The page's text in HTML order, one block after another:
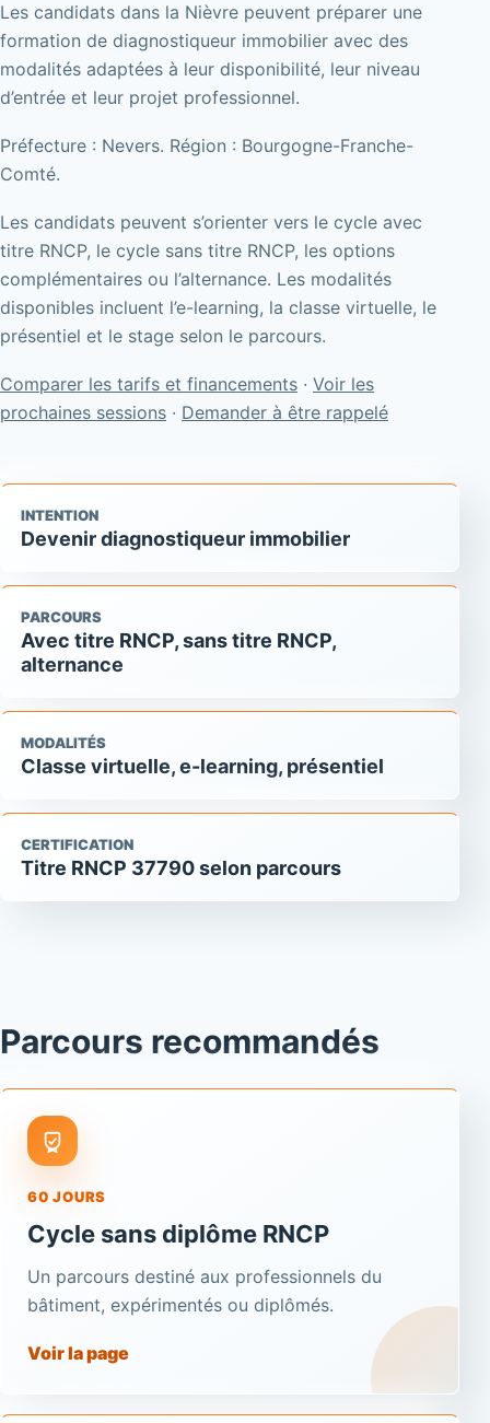
Les candidats dans la Nièvre peuvent préparer une
formation de diagnostiqueur immobilier avec des
modalités adaptées à leur disponibilité, leur niveau
d’entrée et leur projet professionnel.
Préfecture : Nevers. Région : Bourgogne-Franche-
Comté.
Les candidats peuvent s’orienter vers le cycle avec
titre RNCP, le cycle sans titre RNCP, les options
complémentaires ou l’alternance. Les modalités
disponibles incluent l’e-learning, la classe virtuelle, le
présentiel et le stage selon le parcours.
Comparer les tarifs et financements · Voir les
prochaines sessions · Demander à être rappelé
INTENTION
Devenir diagnostiqueur immobilier
PARCOURS
Avec titre RNCP, sans titre RNCP,
alternance
MODALITÉS
Classe virtuelle, e-learning, présentiel
CERTIFICATION
Titre RNCP 37790 selon parcours
Parcours recommandés
60 JOURS
Cycle sans diplôme RNCP
Un parcours destiné aux professionnels du
bâtiment, expérimentés ou diplômés.
Voir la page